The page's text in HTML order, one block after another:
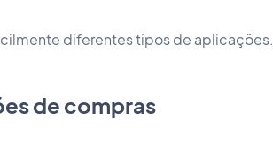
diferentes tipos de aplicações.
de compras